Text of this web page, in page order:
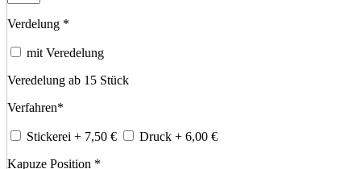
Verdelung *
mit Veredelung
Veredelung ab 15 Stück
Verfahren*
Stickerei + 7,50 € Druck + 6,00 €
Kapuze Position *